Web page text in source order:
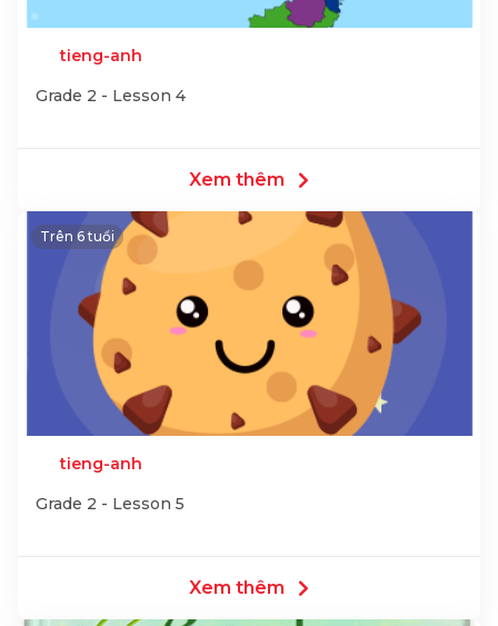
tieng-anh
Grade 2 - Lesson 4
Xem thêm
Trên 6 tuổi
tieng-anh
Grade 2 - Lesson 5
Xem thêm